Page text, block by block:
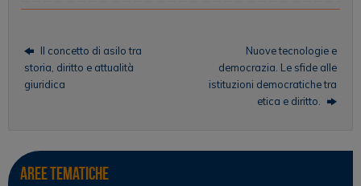
Il concetto di asilo tra
storia, diritto e attualità
giuridica
Nuove tecnologie e
democrazia. Le sfide alle
istituzioni democratiche tra
etica e diritto.
Aree tematiche